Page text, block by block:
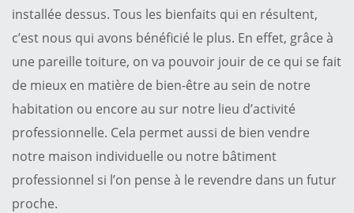
installée dessus. Tous les bienfaits qui en résultent,
c’est nous qui avons bénéficié le plus. En effet, grâce à
une pareille toiture, on va pouvoir jouir de ce qui se fait
de mieux en matière de bien-être au sein de notre
habitation ou encore au sur notre lieu d’activité
professionnelle. Cela permet aussi de bien vendre
notre maison individuelle ou notre bâtiment
professionnel si l’on pense à le revendre dans un futur
proche.